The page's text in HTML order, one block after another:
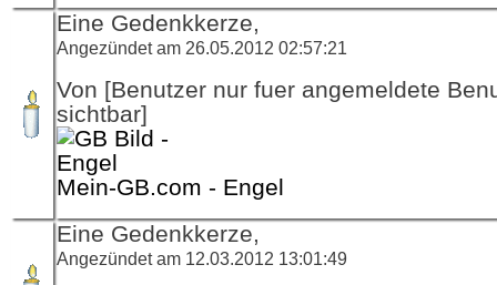
Eine Gedenkkerze,
Angezündet am 26.05.2012 02:57:21
Von [Benutzer nur fuer angemeldete
sichtbar]
Mein-GB.com - Engel
Eine Gedenkkerze,
Angezündet am 12.03.2012 13:01:49